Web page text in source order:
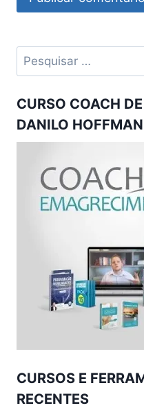
Pesquisar
por:
CURSO COACH
DANILO
CURSOS E
RECENTES